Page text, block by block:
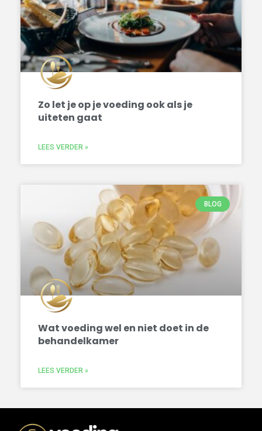
Zo let je op je voeding ook als je
uiteten gaat
LEES VERDER »
BLOG
Wat voeding wel en niet doet in de
behandelkamer
LEES VERDER »